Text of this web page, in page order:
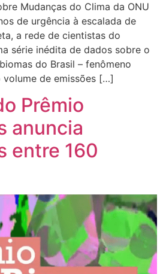
Mudanças do Clima da ONU
de urgência à escalada de
a rede de cientistas do
série inédita de dados sobre o
do Brasil – fenômeno
de emissões […]
Prêmio
anuncia
entre 160